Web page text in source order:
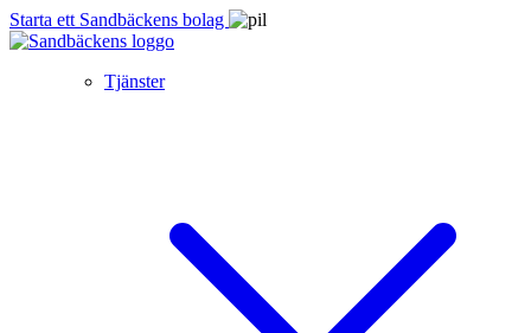
Starta ett Sandbäckens bolag
Tjänster